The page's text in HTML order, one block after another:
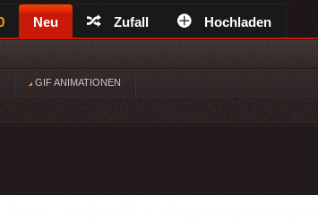
Neu Zufall Hochladen
GIF ANIMATIONEN